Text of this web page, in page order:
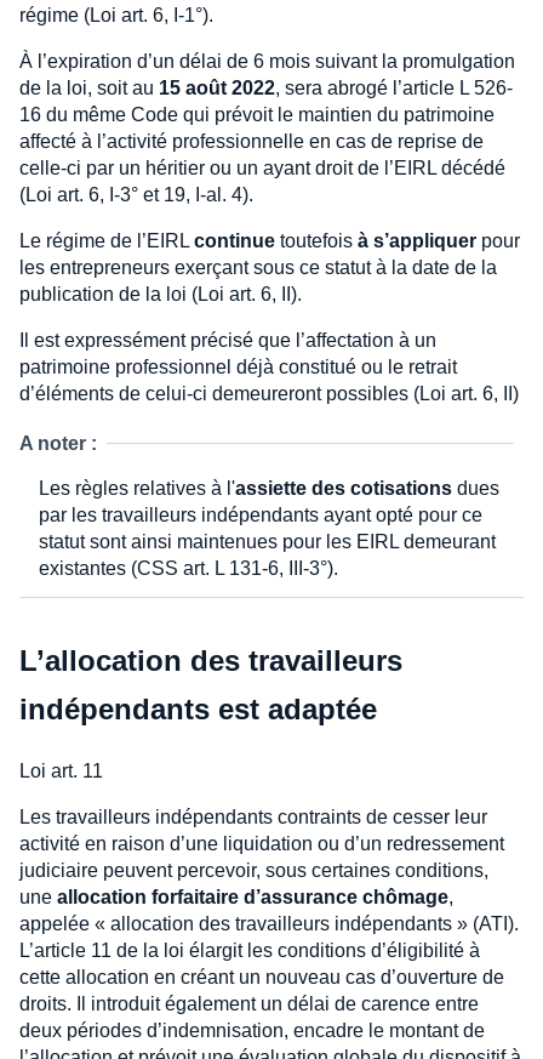
régime (Loi art. 6, I-1°).
À l’expiration d’un délai de 6 mois suivant la promulgation
de la loi, soit au 15 août 2022, sera abrogé l’article L 526-
16 du même Code qui prévoit le maintien du patrimoine
affecté à l’activité professionnelle en cas de reprise de
celle-ci par un héritier ou un ayant droit de l’EIRL décédé
(Loi art. 6, I-3° et 19, I-al. 4).
Le régime de l’EIRL continue toutefois à s’appliquer pour
les entrepreneurs exerçant sous ce statut à la date de la
publication de la loi (Loi art. 6, II).
Il est expressément précisé que l’affectation à un
patrimoine professionnel déjà constitué ou le retrait
d’éléments de celui-ci demeureront possibles (Loi art. 6, II)
A noter :
Les règles relatives à l'assiette des cotisations dues
par les travailleurs indépendants ayant opté pour ce
statut sont ainsi maintenues pour les EIRL demeurant
existantes (CSS art. L 131-6, III-3°).
L’allocation des travailleurs
indépendants est adaptée
Loi art. 11
Les travailleurs indépendants contraints de cesser leur
activité en raison d’une liquidation ou d’un redressement
judiciaire peuvent percevoir, sous certaines conditions,
une allocation forfaitaire d’assurance chômage,
appelée « allocation des travailleurs indépendants » (ATI).
L’article 11 de la loi élargit les conditions d’éligibilité à
cette allocation en créant un nouveau cas d’ouverture de
droits. Il introduit également un délai de carence entre
deux périodes d’indemnisation, encadre le montant de